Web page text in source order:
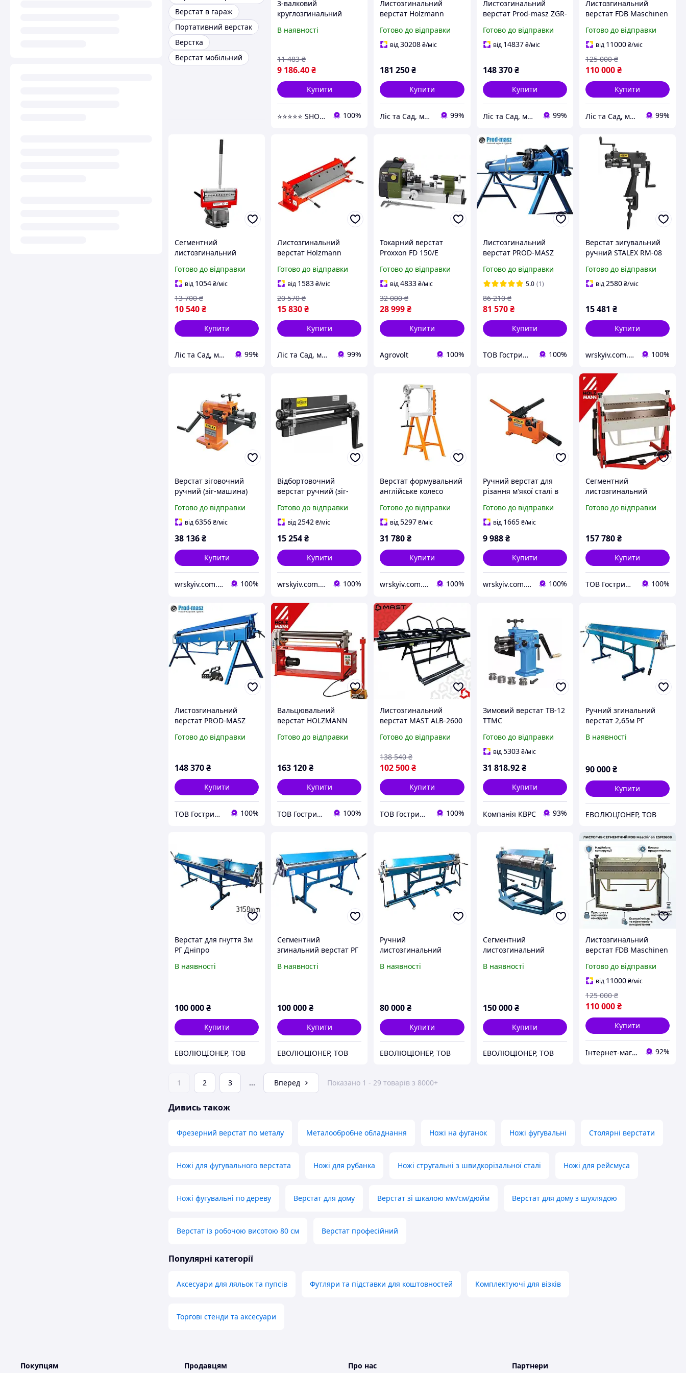
Верстат в гараж
Портативний верстак
Верстка
Верстат мобільний
3-валковий
круглозгинальний
листового металу до
трубозгинальний
верстат
В наявності
9 186.40₴
11 483 ₴
Купити
⭐️⭐️⭐️⭐️⭐️ SHOPPEEE 100%
Листозгинальний
верстат Holzmann
Готово до відправки
від30208₴/міс
181 250₴
Купити
Ліс та Сад, магазин інструментів та садової техніки 99%
Листозгинальний
верстат Prod-masz ZGR-
Готово до відправки
від 14837 ₴/міс
148 370 ₴
Купити
Ліс та Сад, магазин інструментів та садової техніки 99%
Листозгинальний
верстат FDB Maschinen
Готово до відправки
від 11000₴/міс
110 000₴
125 000 ₴
Купити
Ліс та Сад, магазин інструментів та садової техніки 99%
Сегментний
листозгинальний
320
Готово до відправки
від 1054₴/міс
10 540₴
13 700 ₴
Купити
Ліс та Сад, магазин інструментів та садової техніки 99%
Листозгинальний
верстат Holzmann
Готово до відправки
від 1583₴/міс
15 830₴
20 570 ₴
Купити
Ліс та Сад, магазин інструментів та садової техніки 99%
Токарний верстат
Proxxon FD 150/E
Готово до відправки
від4833₴/міс
28 999₴
32 000 ₴
Купити
Agrovolt 100%
Листозгинальний
верстат PROD-MASZ
Листогиб
Готово до відправки
5.0 (1)
81 570 ₴
86 210 ₴
Купити
ТОВ Гострий Кут 100%
Верстат зигувальний
ручний STALEX RM-08
шістьма наборами
стандартних роликів)
Готово до відправки
від 2580₴/міс
15 481 ₴
Купити
wrskyiv.com.ua 100%
Верстат зіговочний
ручний (зіг-машина)
роботи з листовим
металом/
верстат
Готово до відправки
від6356₴/міс
38 136₴
Купити
wrskyiv.com.ua 100%
Відбортовочний
верстат ручний (зіг-
для роботи з листовим
металом
Готово до відправки
від2542₴/міс
15 254₴
Купити
wrskyiv.com.ua 100%
Верстат формувальний
англійське колесо
роботи з м'якою
сталлю та алюмінієм
Готово до відправки
від5297₴/міс
31 780₴
Купити
wrskyiv.com.ua 100%
Ручний верстат для
різання м'якої сталі в
діаметром до 24 мм
STALEX MS-24
Готово до відправки
від 1665 ₴/міс
9 988 ₴
Купити
wrskyiv.com.ua 100%
Сегментний
листозгинальний
AKM1270PS Листогиб
Готово до відправки
157 780₴
Купити
ТОВ Гострий Кут 100%
Листозгинальний
верстат PROD-MASZ
0.8х3140 мм
Готово до відправки
148 370₴
Купити
ТОВ Гострий Кут 100%
Вальцювальний
верстат HOLZMANN
Готово до відправки
163 120₴
Купити
ТОВ Гострий Кут 100%
Листозгинальний
верстат MAST ALB-2600
Готово до відправки
102 500₴
138 540 ₴
Купити
ТОВ Гострий Кут 100%
Зимовий верстат TB-12
ТТМС
Готово до відправки
від5303 ₴/міс
31 818.92 ₴
Купити
Компанія КВРС 93%
Ручний згинальний
верстат 2,65м РГ
В наявності
90 000₴
Купити
ЕВОЛЮЦІОНЕР, ТОВ
Верстат для гнуття 3м
РГ Дніпро
В наявності
100 000₴
Купити
ЕВОЛЮЦІОНЕР, ТОВ
Сегментний
згинальний верстат РГ
В наявності
100 000₴
Купити
ЕВОЛЮЦІОНЕР, ТОВ
Ручний
листозгинальний
В наявності
80 000₴
Купити
ЕВОЛЮЦІОНЕР, ТОВ
Сегментний
листозгинальний
В наявності
150 000 ₴
Купити
ЕВОЛЮЦІОНЕР, ТОВ
Листозгинальний
верстат FDB Maschinen
мм
Готово до відправки
від 11000₴/міс
110 000₴
125 000 ₴
Купити
Інтернет-магазин ЕлектроХаус 92%
1 2 3 ... Вперед Показано 1 - 29 товарів з 8000+
Дивись також
Фрезерний верстат по металу Металообробне обладнання Ножі на фуганок Ножі фугувальні Столярні верстати
Ножі для фугувального верстата Ножі для рубанка Ножі стругальні з швидкорізальної сталі Ножі для рейсмуса
Ножі фугувальні по дереву Верстат для дому Верстат зі шкалою мм/см/дюйм Верстат для дому з шухлядою
Верстат із робочою висотою 80 см Верстат професійний
Популярні категорії
Аксесуари для ляльок та пупсів Футляри та підставки для коштовностей Комплектуючі для візків
Торгові стенди та аксесуари
Покупцям Продавцям Про нас Партнери